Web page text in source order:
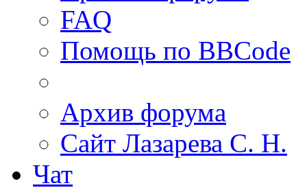
FAQ
Помощь по BBCode
Архив форума
Сайт Лазарева С. Н.
Чат